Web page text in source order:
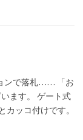
ンで落札…… 「お
ます。 ゲート式
カッコ付けです。